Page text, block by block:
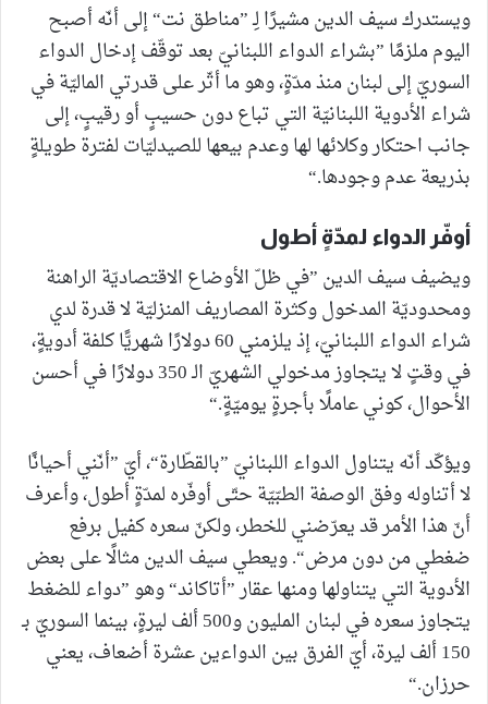
ويستدرك سيف الدين مشيرًا لِـ ”مناطق نت“ إلى أنّه أصبح
اليوم ملزمًا ”بشراء الدواء اللبنانيّ بعد توقّف إدخال الدواء
السوريّ إلى لبنان منذ مدّةٍ، وهو ما أثّر على قدرتي الماليّة في
شراء الأدوية اللبنانيّة التي تباع دون حسيبٍ أو رقيبٍ، إلى
جانب احتكار وكلائها لها وعدم بيعها للصيدليّات لفترة طويلةٍ
بذريعة عدم وجودها.“
أوفّر الدواء لمدّةٍ أطول
ويضيف سيف الدين ”في ظلّ الأوضاع الاقتصاديّة الراهنة
ومحدوديّة المدخول وكثرة المصاريف المنزليّة لا قدرة لدي
شراء الدواء اللبنانيّ، إذ يلزمني 60 دولارًا شهريًّا كلفة أدويةٍ،
في وقتٍ لا يتجاوز مدخولي الشهريّ الـ 350 دولارًا في أحسن
الأحوال، كوني عاملًا بأجرةٍ يوميّةٍ.“
ويؤكّد أنّه يتناول الدواء اللبنانيّ ”بالقطّارة“، أيّ ”أنّني أحيانًا
لا أتناوله وفق الوصفة الطبّيّة حتّى أوفّره لمدّةٍ أطول، وأعرف
أنّ هذا الأمر قد يعرّضني للخطر، ولكنّ سعره كفيل برفع
ضغطي من دون مرض“. ويعطي سيف الدين مثالًا على بعض
الأدوية التي يتناولها ومنها عقار ”أتاكاند“ وهو ”دواء للضغط
يتجاوز سعره في لبنان المليون و500 ألف ليرةٍ، بينما السوريّ بـ
150 ألف ليرة، أيّ الفرق بين الدواءين عشرة أضعاف، يعني
حرزان.“